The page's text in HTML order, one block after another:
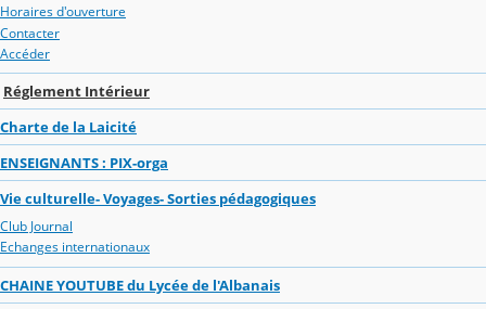
Horaires d'ouverture
Contacter
Accéder
Réglement Intérieur
Charte de la Laicité
ENSEIGNANTS : PIX-orga
Vie culturelle- Voyages- Sorties pédagogiques
Club Journal
Echanges internationaux
CHAINE YOUTUBE du Lycée de l'Albanais